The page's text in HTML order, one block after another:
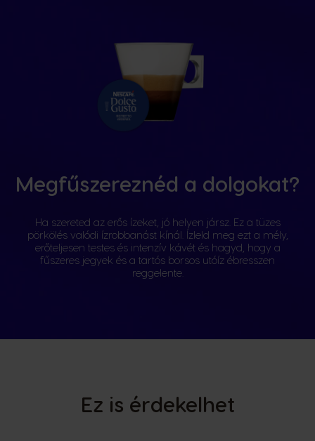
Megfűszereznéd a dolgokat?
Ha szereted az erős ízeket, jó helyen jársz. Ez a tüzes
pörkölés valódi ízrobbanást kínál. Ízleld meg ezt a mély,
erőteljesen testes és intenzív kávét és hagyd, hogy a
fűszeres jegyek és a tartós borsos utóíz ébresszen
reggelente.
Ez is érdekelhet